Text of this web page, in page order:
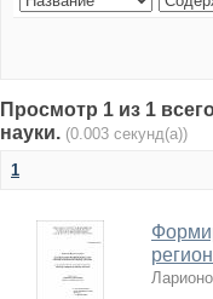
Просмотр 1 из 1
науки. (0.003 секунд(а))
1